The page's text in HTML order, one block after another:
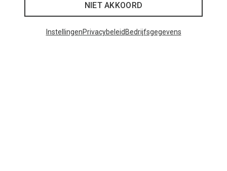
NIET AKKOORD
InstellingenPrivacybeleid Bedrijfsgegevens